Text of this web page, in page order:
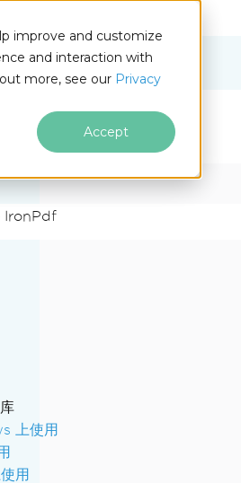
improve and customize
and interaction with
more, see our Privacy
Accept
IronPdf
上使用
用